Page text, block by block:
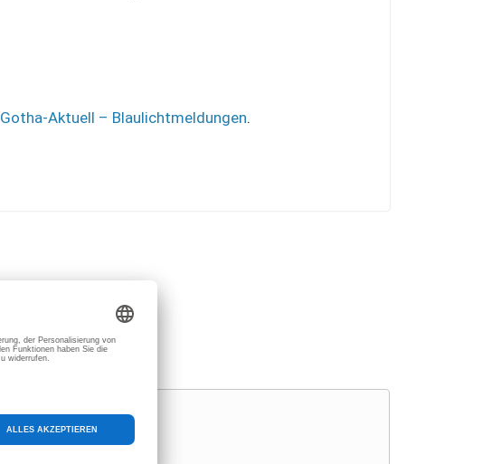
Gotha-Aktuell – Blaulichtmeldungen.